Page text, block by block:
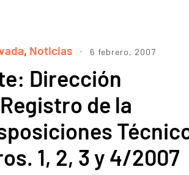
, Noticias 6 febrero, 2007
Dirección
de la
1, 2, 3 y 4/2007